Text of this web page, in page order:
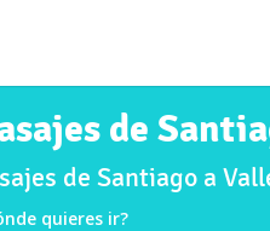
de
de Santiago a
quieres ir?